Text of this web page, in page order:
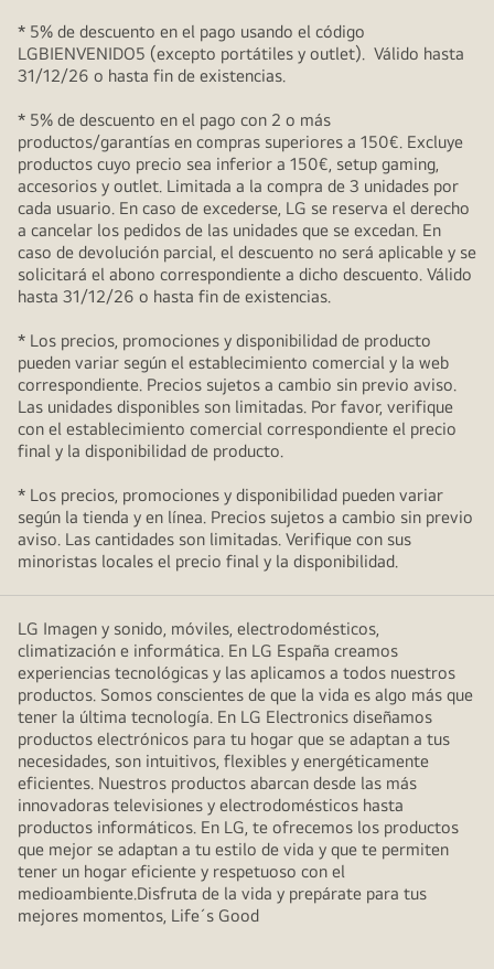
* 5% de descuento en el pago usando el código
LGBIENVENIDO5 (excepto portátiles y outlet). Válido hasta
31/12/26 o hasta fin de existencias.
* 5% de descuento en el pago con 2 o más
productos/garantías en compras superiores a 150€. Excluye
productos cuyo precio sea inferior a 150€, setup gaming,
accesorios y outlet. Limitada a la compra de 3 unidades por
cada usuario. En caso de excederse, LG se reserva el derecho
a cancelar los pedidos de las unidades que se excedan. En
caso de devolución parcial, el descuento no será aplicable y se
solicitará el abono correspondiente a dicho descuento. Válido
hasta 31/12/26 o hasta fin de existencias.
* Los precios, promociones y disponibilidad de producto
pueden variar según el establecimiento comercial y la web
correspondiente. Precios sujetos a cambio sin previo aviso.
Las unidades disponibles son limitadas. Por favor, verifique
con el establecimiento comercial correspondiente el precio
final y la disponibilidad de producto.
* Los precios, promociones y disponibilidad pueden variar
según la tienda y en línea. Precios sujetos a cambio sin previo
aviso. Las cantidades son limitadas. Verifique con sus
minoristas locales el precio final y la disponibilidad.
LG Imagen y sonido, móviles, electrodomésticos,
climatización e informática. En LG España creamos
experiencias tecnológicas y las aplicamos a todos nuestros
productos. Somos conscientes de que la vida es algo más que
tener la última tecnología. En LG Electronics diseñamos
productos electrónicos para tu hogar que se adaptan a tus
necesidades, son intuitivos, flexibles y energéticamente
eficientes. Nuestros productos abarcan desde las más
innovadoras televisiones y electrodomésticos hasta
productos informáticos. En LG, te ofrecemos los productos
que mejor se adaptan a tu estilo de vida y que te permiten
tener un hogar eficiente y respetuoso con el
medioambiente.Disfruta de la vida y prepárate para tus
mejores momentos, Life´s Good